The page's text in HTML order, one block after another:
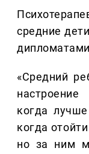
средние
«Средний
когда
когда
но за ним